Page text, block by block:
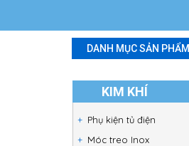
DANH MỤC SẢN PHẨM
KIM KHÍ
Phụ kiện tủ điện
Móc treo Inox